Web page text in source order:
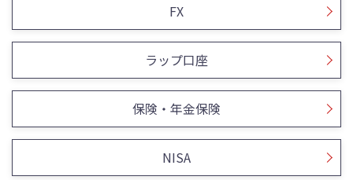
FX
ラップ口座
保険・年金保険
NISA